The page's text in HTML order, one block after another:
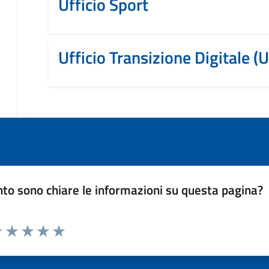
Ufficio Transizione Digitale
sono chiare le informazioni su questa pagina?